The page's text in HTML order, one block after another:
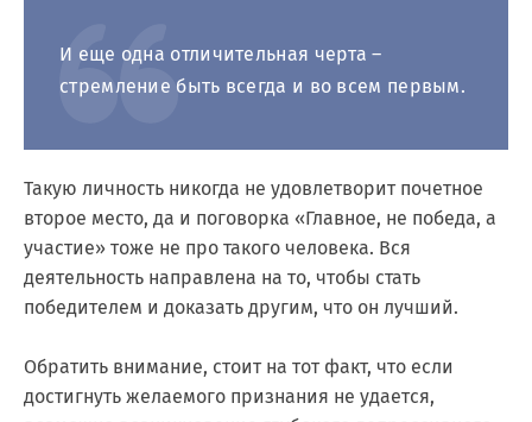
И еще одна отличительная черта –
стремление быть всегда и во всем первым.
Такую личность никогда не удовлетворит почетное
второе место, да и поговорка «Главное, не победа, а
участие» тоже не про такого человека. Вся
деятельность направлена на то, чтобы стать
победителем и доказать другим, что он лучший.
Обратить внимание, стоит на тот факт, что если
достигнуть желаемого признания не удается,